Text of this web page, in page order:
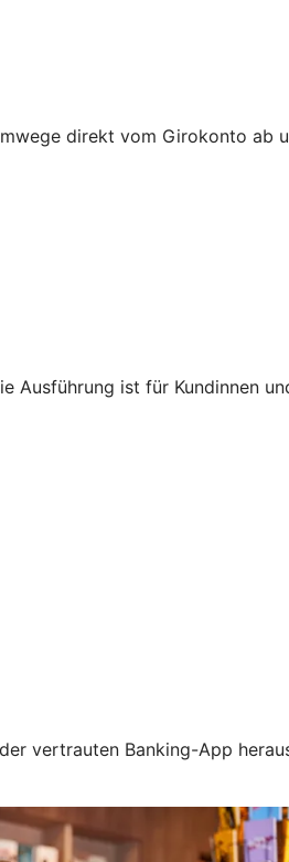
direkt vom Girokonto ab
Ausführung ist für Kundinnen
vertrauten Banking-App